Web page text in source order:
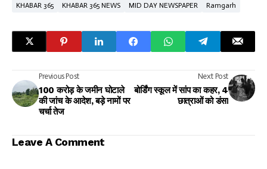
KHABAR 365
KHABAR 365 NEWS MID DAY NEWSPAPER Ramgarh
Previous Post
100 करोड़ के जमीन घोटाले
की जांच के आदेश, बड़े नामों पर
चर्चा तेज
Next Post
बोर्डिंग स्कूल में सांप का कहर, 4
छात्राओं को डंसा
Leave A Comment